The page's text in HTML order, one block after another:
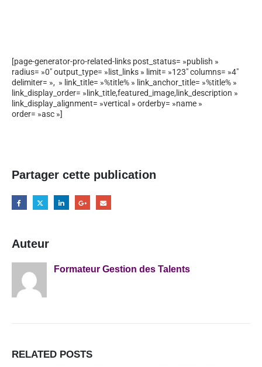
[page-generator-pro-related-links post_status= »publish »
radius= »0″ output_type= »list_links » limit= »123″ columns= »4″
delimiter= », » link_title= »%title% » link_anchor_title= »%title% »
link_display_order= »link_title,featured_image,link_description »
link_display_alignment= »vertical » orderby= »name »
order= »asc »]
Partager cette publication
Auteur
Formateur Gestion des Talents
RELATED POSTS